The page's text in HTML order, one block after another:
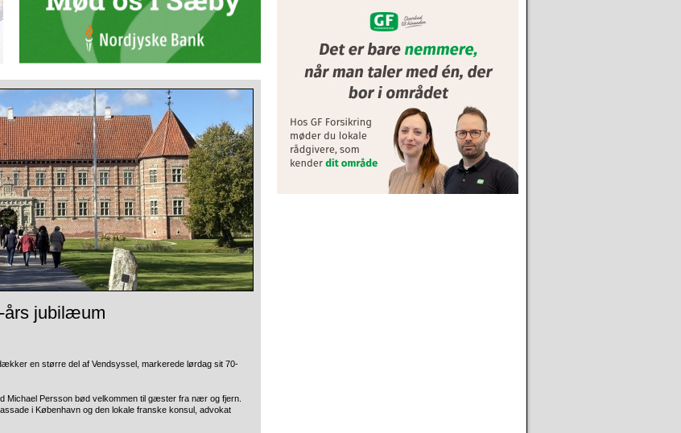
års jubilæum
en større del af Vendsyssel, markerede lørdag sit 70-
Michael Persson bød velkommen til gæster fra nær og fjern.
i København og den lokale franske konsul, advokat